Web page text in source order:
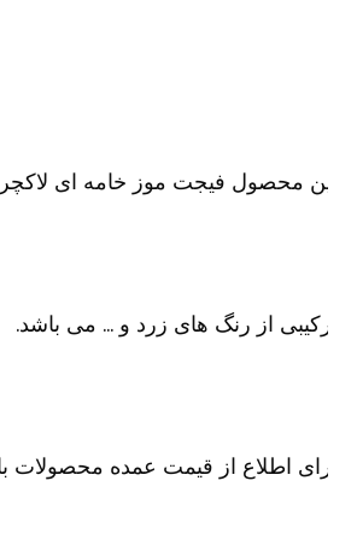
محصول فیجت موز خامه ای لاکچری
از رنگ های زرد و … می باشد.
اطلاع از قیمت عمده محصولات با